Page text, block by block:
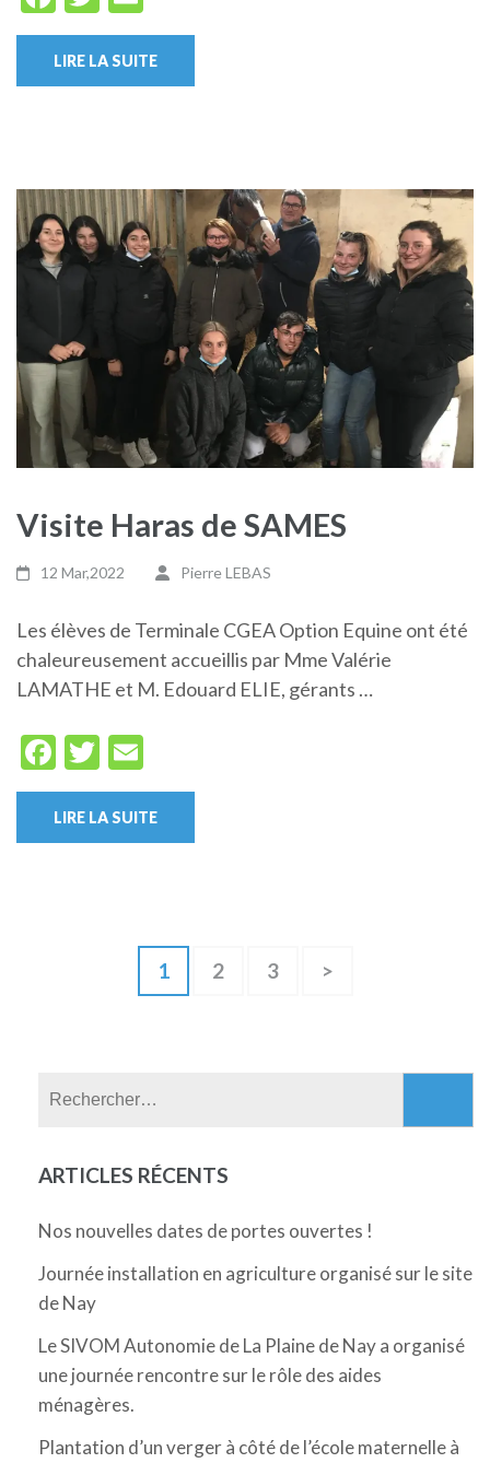
LIRE LA SUITE
Visite Haras de SAMES
12 Mar,2022 Pierre LEBAS
Les élèves de Terminale CGEA Option Equine ont été
chaleureusement accueillis par Mme Valérie
LAMATHE et M. Edouard ELIE, gérants …
Facebook
Twitter
LIRE LA SUITE
Page
1 Page
2 Page
3 >
ARTICLES RÉCENTS
Nos nouvelles dates de portes ouvertes !
Journée installation en agriculture organisé sur le site
de Nay
Le SIVOM Autonomie de La Plaine de Nay a organisé
une journée rencontre sur le rôle des aides
ménagères.
Plantation d’un verger à côté de l’école maternelle à